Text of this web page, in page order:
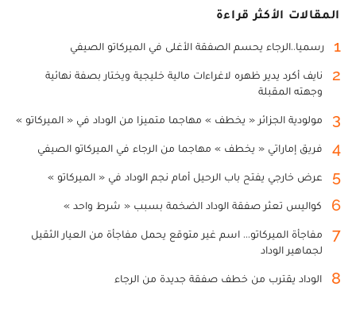
المقالات الأكثر قراءة
1 رسميا..الرجاء يحسم الصفقة الأغلى في الميركاتو الصيفي
2
نايف أكرد يدير ظهره لاغراءات مالية خليجية ويختار بصفة نهائية
وجهته المقبلة
3 مولودية الجزائر « يخطف » مهاجما متميزا من الوداد في « الميركاتو »
4 فريق إماراتي « يخطف » مهاجما من الرجاء في الميركاتو الصيفي
5 عرض خارجي يفتح باب الرحيل أمام نجم الوداد في « الميركاتو »
6 كواليس تعثر صفقة الوداد الضخمة بسبب « شرط واحد »
7
مفاجأة الميركاتو... اسم غير متوقع يحمل مفاجأة من العيار الثقيل
لجماهير الوداد
8 الوداد يقترب من خطف صفقة جديدة من الرجاء